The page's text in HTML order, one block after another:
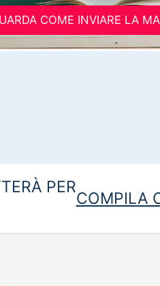
COME INVIARE LA
PER
COMPILA